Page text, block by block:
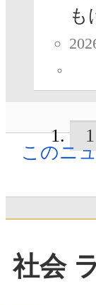
も
1
このニ
社会